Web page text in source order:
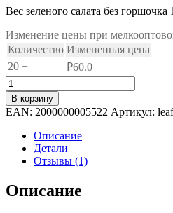
Вес зеленого салата без
Изменение цены при
Количество Измененная цена
20 +
₽60.0
Количество
товара
Салат
листовой
зелёный
горшочке
120
гр.
В корзину
EAN: 2000000005522 Артикул:
Описание
Детали
Отзывы (1)
Описание